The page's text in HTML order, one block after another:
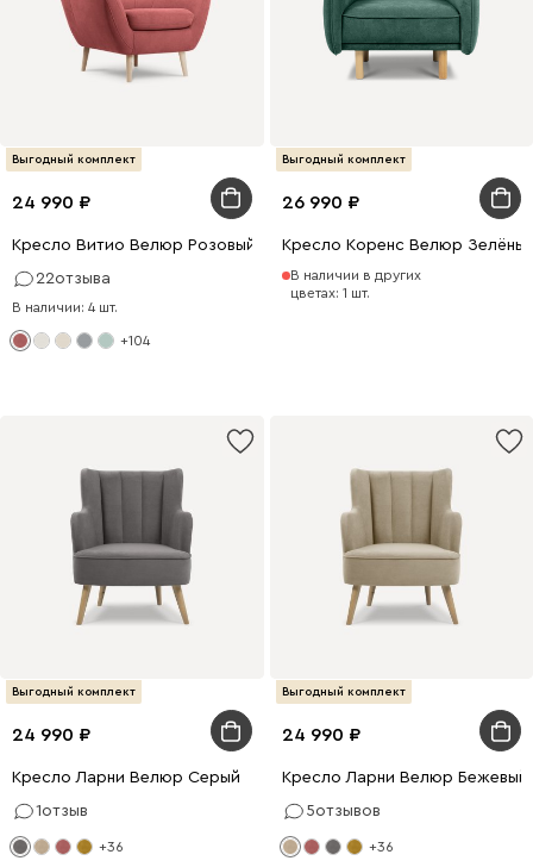
Выгодный комплект
24 990
Кресло Витио Велюр Розовый
22отзыва
В наличии: 4 шт.
+104
Выгодный комплект
26 990
Кресло Коренс Велюр
В наличии в других
цветах: 1 шт.
Выгодный комплект
24 990
Кресло Ларни Велюр Серый
1отзыв
+36
Выгодный комплект
24 990
Кресло Ларни Велюр Бежевый
5отзывов
+36